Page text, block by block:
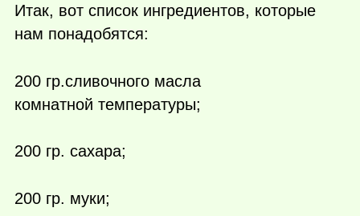
Итак, вот список ингредиентов, которые
нам понадобятся:
200 гр.сливочного масла
комнатной температуры;
200 гр. сахара;
200 гр. муки;